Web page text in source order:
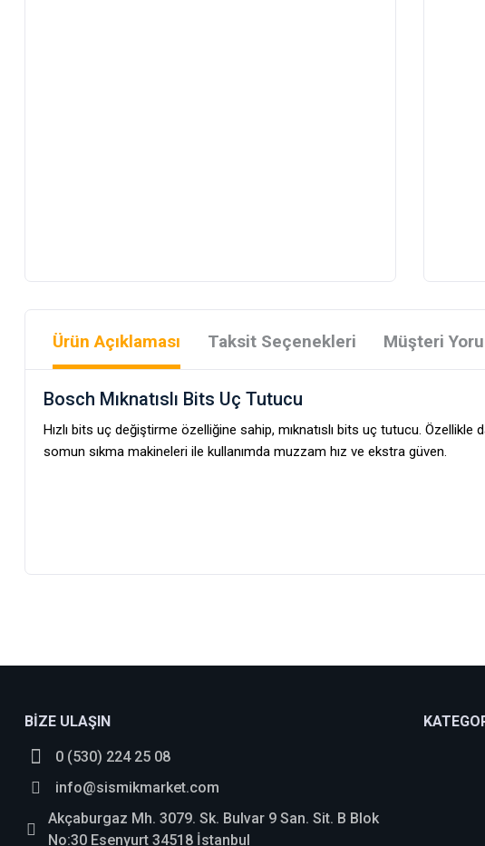
Ürün Açıklaması Taksit Seçenekleri Müşteri
Bosch Mıknatıslı Bits Uç Tutucu
Hızlı bits uç değiştirme özelliğine sahip, mıknatıslı bits uç tutucu. Özellikle
somun sıkma makineleri ile kullanımda muzzam hız ve ekstra güven.
BİZE ULAŞIN
0 (530) 224 25 08
info@sismikmarket.com
Akçaburgaz Mh. 3079. Sk. Bulvar 9 San. Sit. B Blok
No:30 Esenyurt 34518 İstanbul